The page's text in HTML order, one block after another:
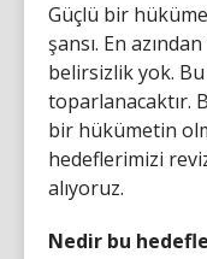
Güçlü bir
şansı. En
belirsizlik yok.
toparlanacaktır.
bir hükümetin
hedeflerimizi
alıyoruz.
Nedir bu